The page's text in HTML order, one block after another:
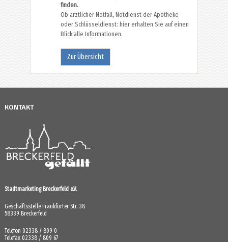
finden.
Ob ärztlicher Notfall, Notdienst der Apotheke
oder Schlüsseldienst: hier erhalten Sie auf einen
Blick alle Informationen.
Zur Übersicht
KONTAKT
Stadtmarketing Breckerfeld e.V.
Geschäftsstelle Frankfurter Str. 38
58339 Breckerfeld
Telefon 02338 / 809 0
Telefax 02338 / 809 67